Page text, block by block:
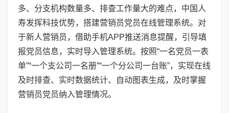
多、分支机构数量多、排查工作量大的难点，中国人
寿发挥科技优势，搭建营销员党员在线管理系统。对
于新人营销员，借助手机APP推送消息提醒，引导填
报党员信息，实时导入管理系统。按照“一名党员一表
单”“一个支公司一名册”“一个分公司一台账”，实现在线
及时排查、实时数据统计、自动图表生成，及时掌握
营销员党员纳入管理情况。